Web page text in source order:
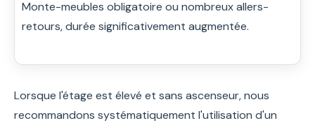
Monte-meubles obligatoire ou nombreux allers-
retours, durée significativement augmentée.
Lorsque l'étage est élevé et sans ascenseur, nous
recommandons systématiquement l'utilisation d'un